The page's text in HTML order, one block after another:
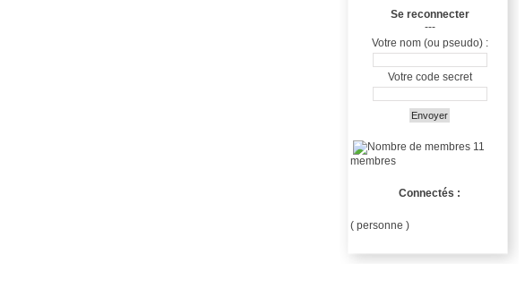
Se reconnecter
---
Votre nom (ou pseudo) :
Votre code secret
Envoyer
11
membres
Connectés :
( personne )